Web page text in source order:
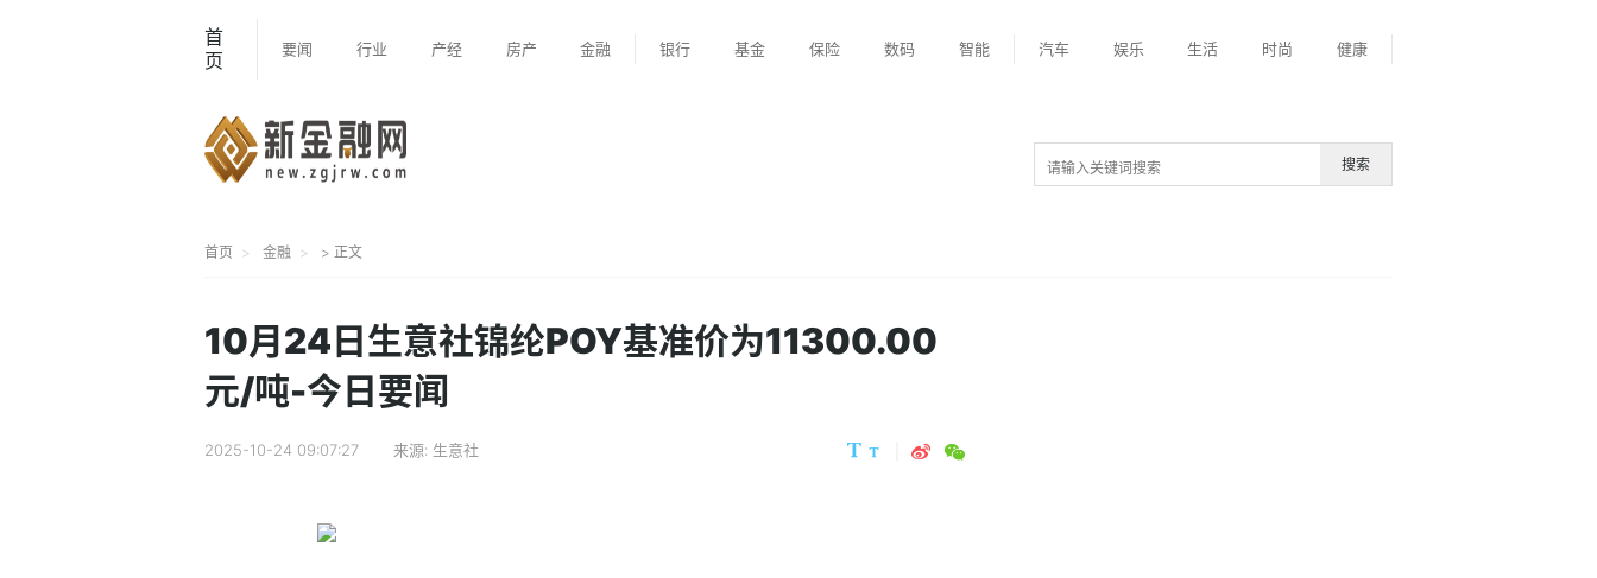
首
页
要闻 行业 产经 房产 金融 银行 基金 保险 数码 智能 汽车 娱乐 生活 时尚 健康
搜索
首页 金融 > 正文
10月24日生意社锦纶POY基准价为11300.00
元/吨-今日要闻
2025-10-24 09:07:27 来源: 生意社